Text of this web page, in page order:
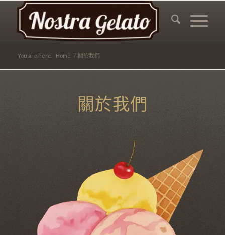
You are here: Home / 關於我們
關於我們